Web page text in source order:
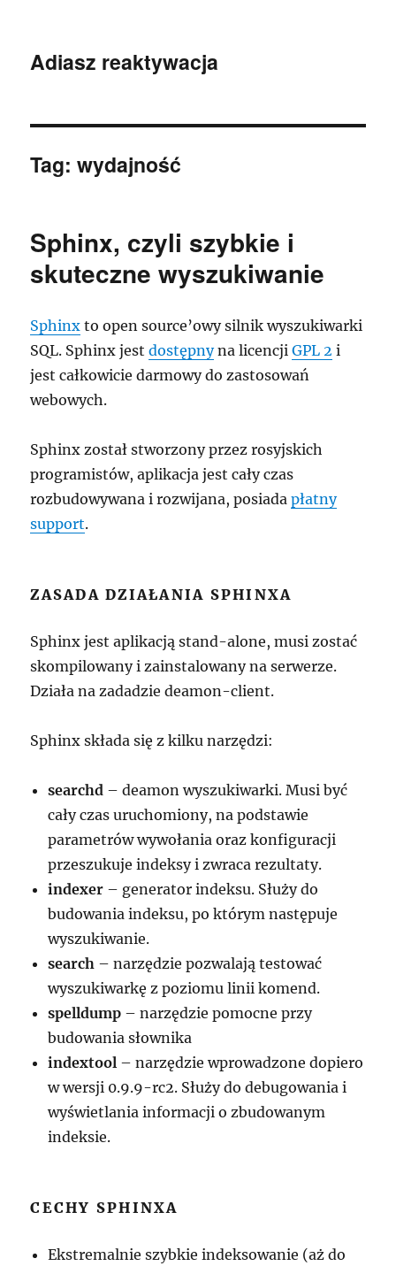
Adiasz reaktywacja
Tag:wydajność
Sphinx, czyli szybkie i
skuteczne wyszukiwanie
Sphinx to open source’owy silnik wyszukiwarki
SQL. Sphinx jestdostępnyna licencjiGPL 2 i
jest całkowicie darmowy do zastosowań
webowych.
Sphinx został stworzony przez rosyjskich
programistów, aplikacja jest cały czas
rozbudowywana i rozwijana, posiadapłatny
support.
ZASADA DZIAŁANIA SPHINXA
Sphinx jest aplikacją stand-alone, musi zostać
skompilowany i zainstalowany na serwerze.
Działa na zadadzie deamon-client.
Sphinx składa się z kilku narzędzi:
searchd – deamon wyszukiwarki. Musi być
cały czas uruchomiony, na podstawie
parametrów wywołania oraz konfiguracji
przeszukuje indeksy i zwraca rezultaty.
indexer – generator indeksu. Służy do
budowania indeksu, po którym następuje
wyszukiwanie.
search – narzędzie pozwalają testować
wyszukiwarkę z poziomu linii komend.
spelldump – narzędzie pomocne przy
budowania słownika
indextool – narzędzie wprowadzone dopiero
w wersji 0.9.9-rc2. Służy do debugowania i
wyświetlania informacji o zbudowanym
indeksie.
CECHY SPHINXA
Ekstremalnie szybkie indeksowanie (aż do